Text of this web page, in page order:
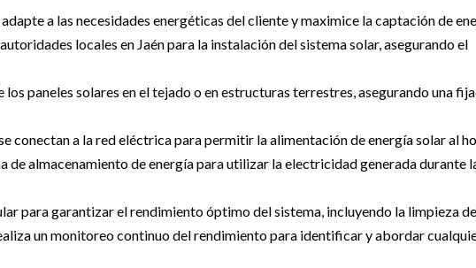
a las necesidades energéticas del cliente y maximice la captación de
locales en Jaén para la instalación del sistema solar, asegurando el
los paneles solares en el tejado o en estructuras terrestres, asegurando una
conectan a la red eléctrica para permitir la alimentación de energía solar al
de almacenamiento de energía para utilizar la electricidad generada durante
para garantizar el rendimiento óptimo del sistema, incluyendo la limpieza
un monitoreo continuo del rendimiento para identificar y abordar